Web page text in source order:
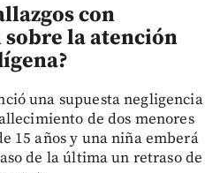
con
la atención
una supuesta negligencia
de dos menores
15 años y una niña emberá
de la última un retraso de